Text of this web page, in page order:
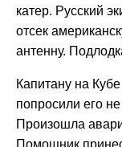
катер. Русский
отсек
антенну.
Капитану на
попросили его
Произошла
Помощник